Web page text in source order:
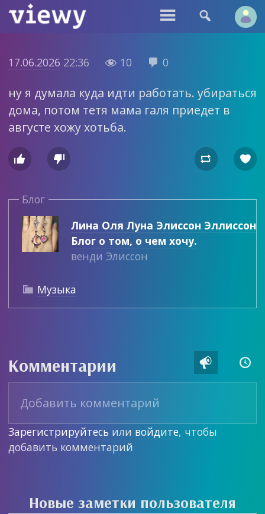
 
17.06.2026 22:36  10  0
ну я думала куда идти работать. убираться
дома, потом тетя мама галя приедет в
августе хожу хотьба.
   
Блог
Лина Оля Луна Элиссон Эллиссон
Блог о том, о чем хочу.
венди Элиссон
 Музыка
Комментарии  
Зарегистрируйтесь или войдите, чтобы
добавить комментарий
Новые заметки пользователя